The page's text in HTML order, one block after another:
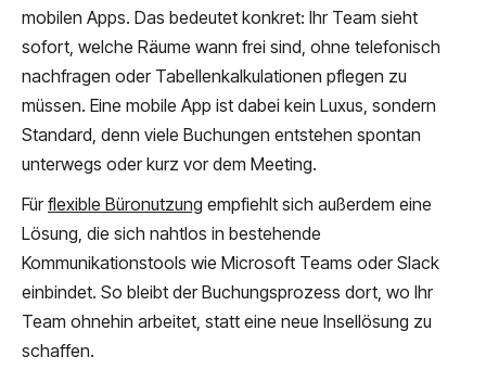
mobilen Apps. Das bedeutet konkret: Ihr Team sieht
sofort, welche Räume wann frei sind, ohne telefonisch
nachfragen oder Tabellenkalkulationen pflegen zu
müssen. Eine mobile App ist dabei kein Luxus, sondern
Standard, denn viele Buchungen entstehen spontan
unterwegs oder kurz vor dem Meeting.
Fürflexible Büronutzung empfiehlt sich außerdem eine
Lösung, die sich nahtlos in bestehende
Kommunikationstools wie Microsoft Teams oder Slack
einbindet. So bleibt der Buchungsprozess dort, wo Ihr
Team ohnehin arbeitet, statt eine neue Insellösung zu
schaffen.